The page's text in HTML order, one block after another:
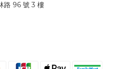
路 96 號 3 樓